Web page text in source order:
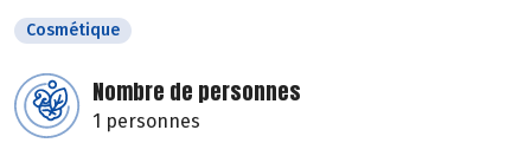
Cosmétique
Nombre de personnes
1 personnes